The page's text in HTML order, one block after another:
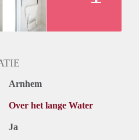
Arnhem
Over het lange Water
Ja